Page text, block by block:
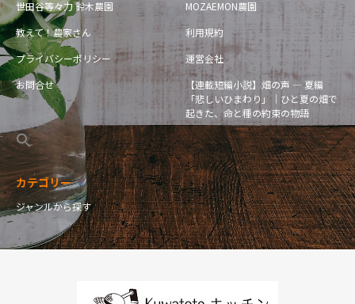
世田谷等々力 鈴木農園
MOZAEMON農園
教えて！農家さん
利用規約
プライバシーポリシー
運営会社
お問合せ
【連載短編小説】畑の声 — 夏編
「悲しいひまわり」｜ひと夏の畑で
起きた、命と種の約束の物語
カテゴリー
ジャンルから探す